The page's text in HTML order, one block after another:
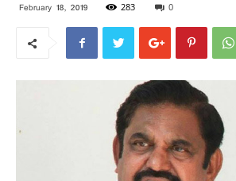
February 18, 2019 283 0